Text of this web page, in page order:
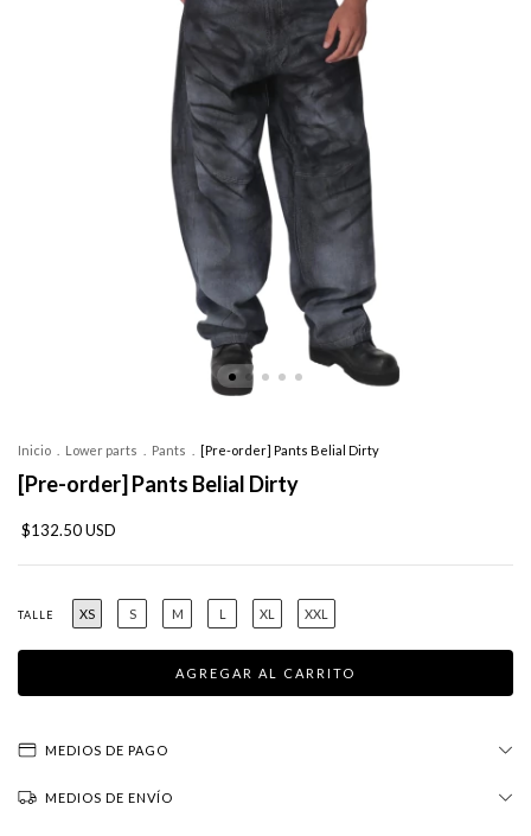
Inicio Lower parts Pants [Pre-order] Pants Belial Dirty
[Pre-order] Pants Belial Dirty
$132.50 USD
TALLE XS S M L XL XXL
MEDIOS DE PAGO
MEDIOS DE ENVÍO